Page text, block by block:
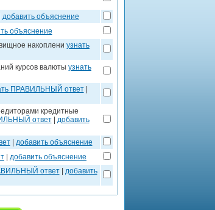
добавить объяснение
объяснение
накоплени узнать
курсов валюты узнать
ПРАВИЛЬНЫЙ ответ|
кредитные
ответ| добавить
| добавить объяснение
добавить объяснение
ответ| добавить